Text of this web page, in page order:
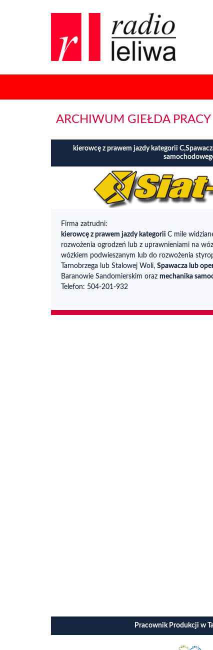
ARCHIWUM GIEŁDA PRACY
kierowcę z prawem jazdy kategorii
Firma zatrudni:
kierowcę z prawem jazdy kategorii C mile
rozwożenia ogrodzeń lub z uprawnieniami na
wózkiem podwieszanym lub do rozwożenia
Tarnobrzega lub Stalowej Woli, Spawacza lub
Baranowie Sandomierskim oraz mechanika
Telefon: 504-201-932
Pracownik Produkcji w